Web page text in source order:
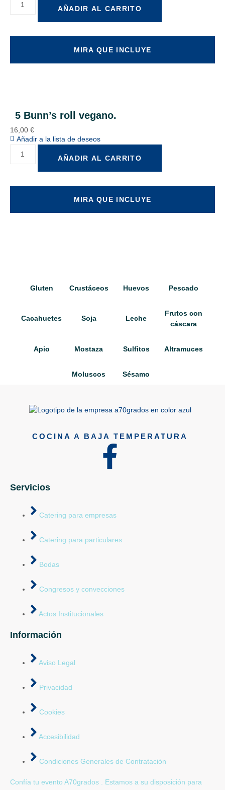
AÑADIR AL CARRITO
MIRA QUE INCLUYE
5 Bunn’s roll vegano.
16,00 €
Añadir a la lista de deseos
AÑADIR AL CARRITO
MIRA QUE INCLUYE
Gluten Crustáceos Huevos Pescado
Cacahuetes Soja Leche
Frutos con
cáscara
Apio Mostaza Sulfitos Altramuces
Moluscos Sésamo
COCINA A BAJA TEMPERATURA
Servicios
Catering para empresas
Catering para particulares
Bodas
Congresos y convecciones
Actos Institucionales
Información
Aviso Legal
Privacidad
Cookies
Accesibilidad
Condiciones Generales de Contratación
Confía tu evento A70grados . Estamos a su disposición para